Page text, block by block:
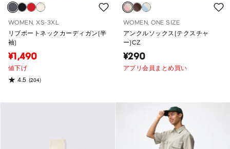
WOMEN, XS-3XL
リブボートネックカーディガン(半
袖)
¥1,490
値下げ
4.5 (204)
WOMEN, ONE SIZE
アンクルソックス(テクスチャ
ー)CZ
¥290
アプリ会員まとめ買い